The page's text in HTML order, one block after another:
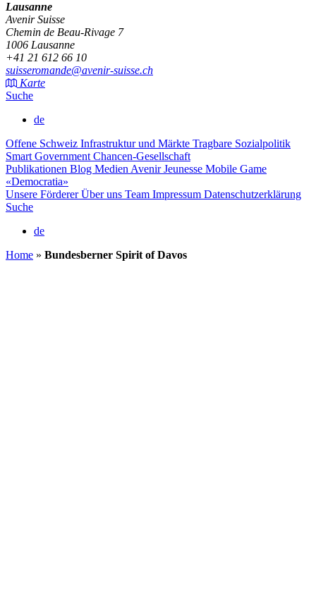
Lausanne
Avenir Suisse
Chemin de Beau-Rivage 7
1006 Lausanne
+41 21 612 66 10
suisseromande@avenir-suisse.ch
Karte
Suche
de
Offene Schweiz Infrastruktur und Märkte Tragbare Sozialpolitik
Smart Government Chancen-Gesellschaft
Publikationen Blog Medien Avenir Jeunesse Mobile Game
«Democratia»
Unsere FördererÜber uns Team Impressum Datenschutzerklärung
Suche
de
Home » Bundesberner Spirit of Davos